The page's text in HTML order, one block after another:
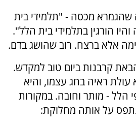
שהגמרא מכסה - "תלמידי בית
הורגין בתלמידי בית הלל".
אלא ברצח. רוב שהושג בדם.
קרבנות ביום טוב למקדש.
עולת ראיה בחג עצמו, והיא
- מותר וחובה. במקורות
על אותה מחלוקת: